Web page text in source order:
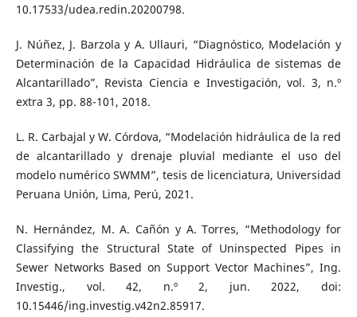
10.17533/udea.redin.20200798.
J. Núñez, J. Barzola y A. Ullauri, “Diagnóstico, Modelación y
Determinación de la Capacidad Hidráulica de sistemas de
Alcantarillado”, Revista Ciencia e Investigación, vol. 3, n.º
extra 3, pp. 88-101, 2018.
L. R. Carbajal y W. Córdova, “Modelación hidráulica de la red
de alcantarillado y drenaje pluvial mediante el uso del
modelo numérico SWMM”, tesis de licenciatura, Universidad
Peruana Unión, Lima, Perú, 2021.
N. Hernández, M. A. Cañón y A. Torres, “Methodology for
Classifying the Structural State of Uninspected Pipes in
Sewer Networks Based on Support Vector Machines”, Ing.
Investig., vol. 42, n.º 2, jun. 2022, doi:
10.15446/ing.investig.v42n2.85917.